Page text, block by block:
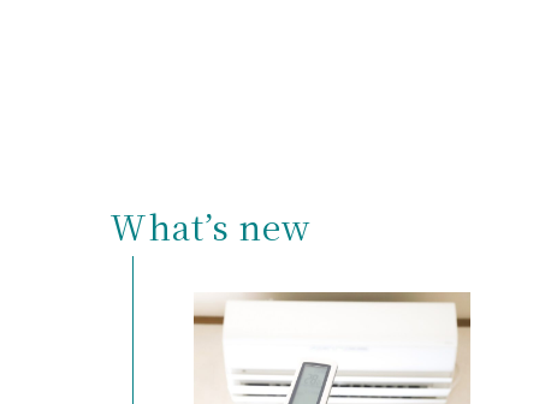
What’s new